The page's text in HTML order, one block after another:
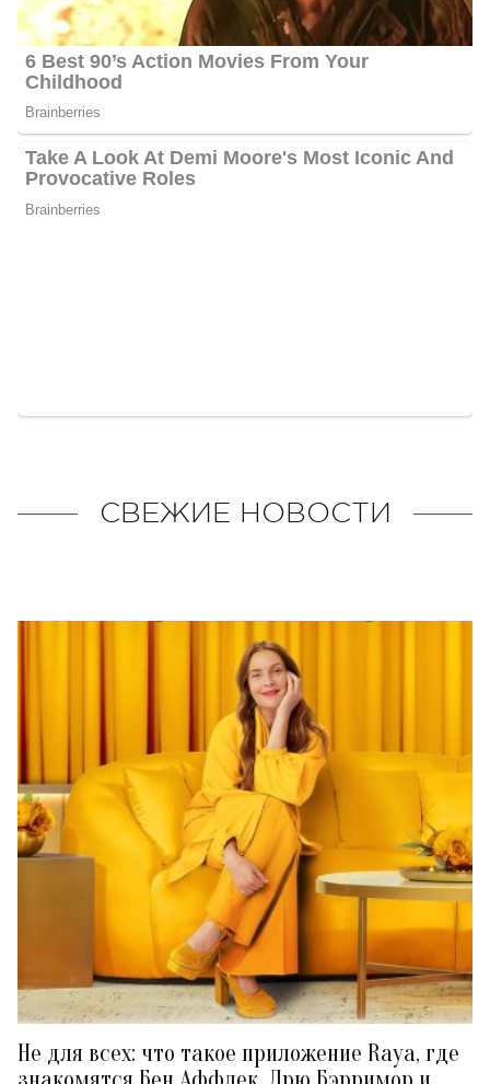
СВЕЖИЕ НОВОСТИ
Не для всех: что такое приложение Raya, где